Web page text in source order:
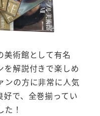
美術館として有名
を解説付きで楽しめ
ンの方に非常に人気
で、全巻揃ってい
！